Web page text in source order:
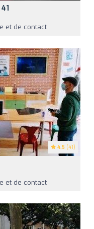
et de contact
4.5 (41)
et de contact